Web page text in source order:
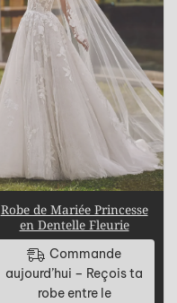
Robe de Mariée Princesse
en Dentelle Fleurie
Commande
aujourd’hui – Reçois ta
robe entre le